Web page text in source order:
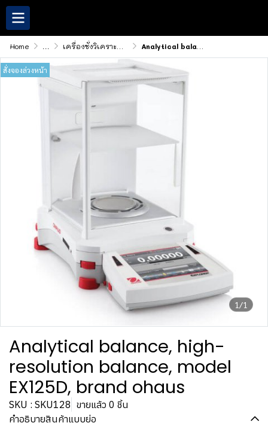
Home เครื่องชั่งวิเคราะห์,เครื่องชั่งตาสาร Analytical balance, high-resolution balance, model EX125D, brand ohaus
1/1
สั่งจองล่วงหน้า
Analytical balance, high-
resolution balance, model
EX125D, brand ohaus
SKU : SKU128 ขายแล้ว 0 ชิ้น
คำอธิบายสินค้าแบบย่อ